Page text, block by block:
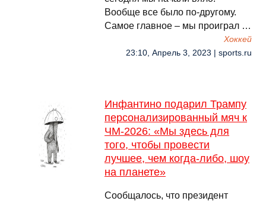
Вообще все было по-другому.
Самое главное – мы проиграл …
Хоккей
23:10, Апрель 3, 2023 | sports.ru
Инфантино подарил Трампу
персонализированный мяч к
ЧМ-2026: «Мы здесь для
того, чтобы провести
лучшее, чем когда-либо, шоу
на планете»
Сообщалось, что президент